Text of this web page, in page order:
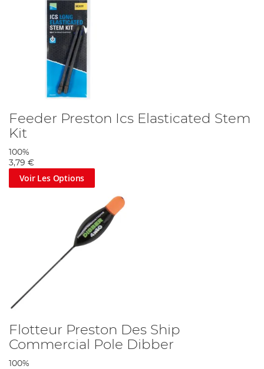
Feeder Preston Ics Elasticated Stem
Kit
100%
3,79 €
Voir Les Options
Flotteur Preston Des Ship
Commercial Pole Dibber
100%